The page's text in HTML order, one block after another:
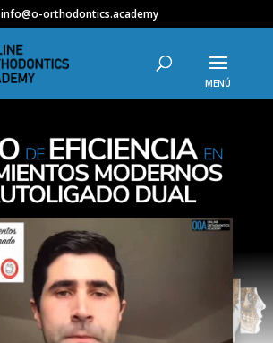
info@o-orthodontics.academy